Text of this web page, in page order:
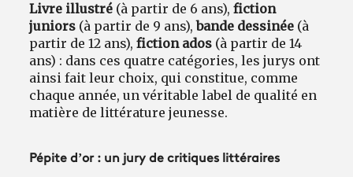
Livre illustré (à partir de 6 ans),fiction
juniors (à partir de 9 ans),bande dessinée (à
partir de 12 ans),fiction ados (à partir de 14
ans) : dans ces quatre catégories, les jurys ont
ainsi fait leur choix, qui constitue, comme
chaque année, un véritable label de qualité en
matière de littérature jeunesse.
Pépite d’or : un jury de critiques littéraires